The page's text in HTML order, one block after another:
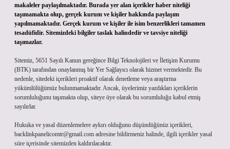
makaleler paylaşılmaktadır. Burada yer alan içerikler haber niteliği
taşımamakta olup, gerçek kurum ve kişiler hakkında paylaşım
yapılmamaktadır. Gerçek kurum ve kişiler ile isim benzerlikleri tamamen
tesadüfidir. Sitemizdeki bilgiler taslak halindedir ve tavsiye niteliği
taşımazlar.
Sitemiz, 5651 Sayılı Kanun gereğince Bilgi Teknolojileri ve İletişim Kurumu
(BTK) tarafından onaylanmış bir Yer Sağlayıcı olarak hizmet vermektedir. Bu
nedenle, sitedeki içerikleri proaktif olarak denetleme veya araştırma
yükümlülüğümüz bulunmamaktadır. Ancak, üyelerimiz yazdıkları içeriklerin
sorumluluğunu taşımakta olup, siteye üye olarak bu sorumluluğu kabul etmiş
sayılırlar.
Hukuka ve yasal düzenlemelere aykırı olduğunu düşündüğünüz içerikleri,
backlinkpanelicomtr@gmail.com adresine bildirmeniz halinde, ilgili içerikler yasal
süre içerisinde sitemizden kaldırılacaktır.